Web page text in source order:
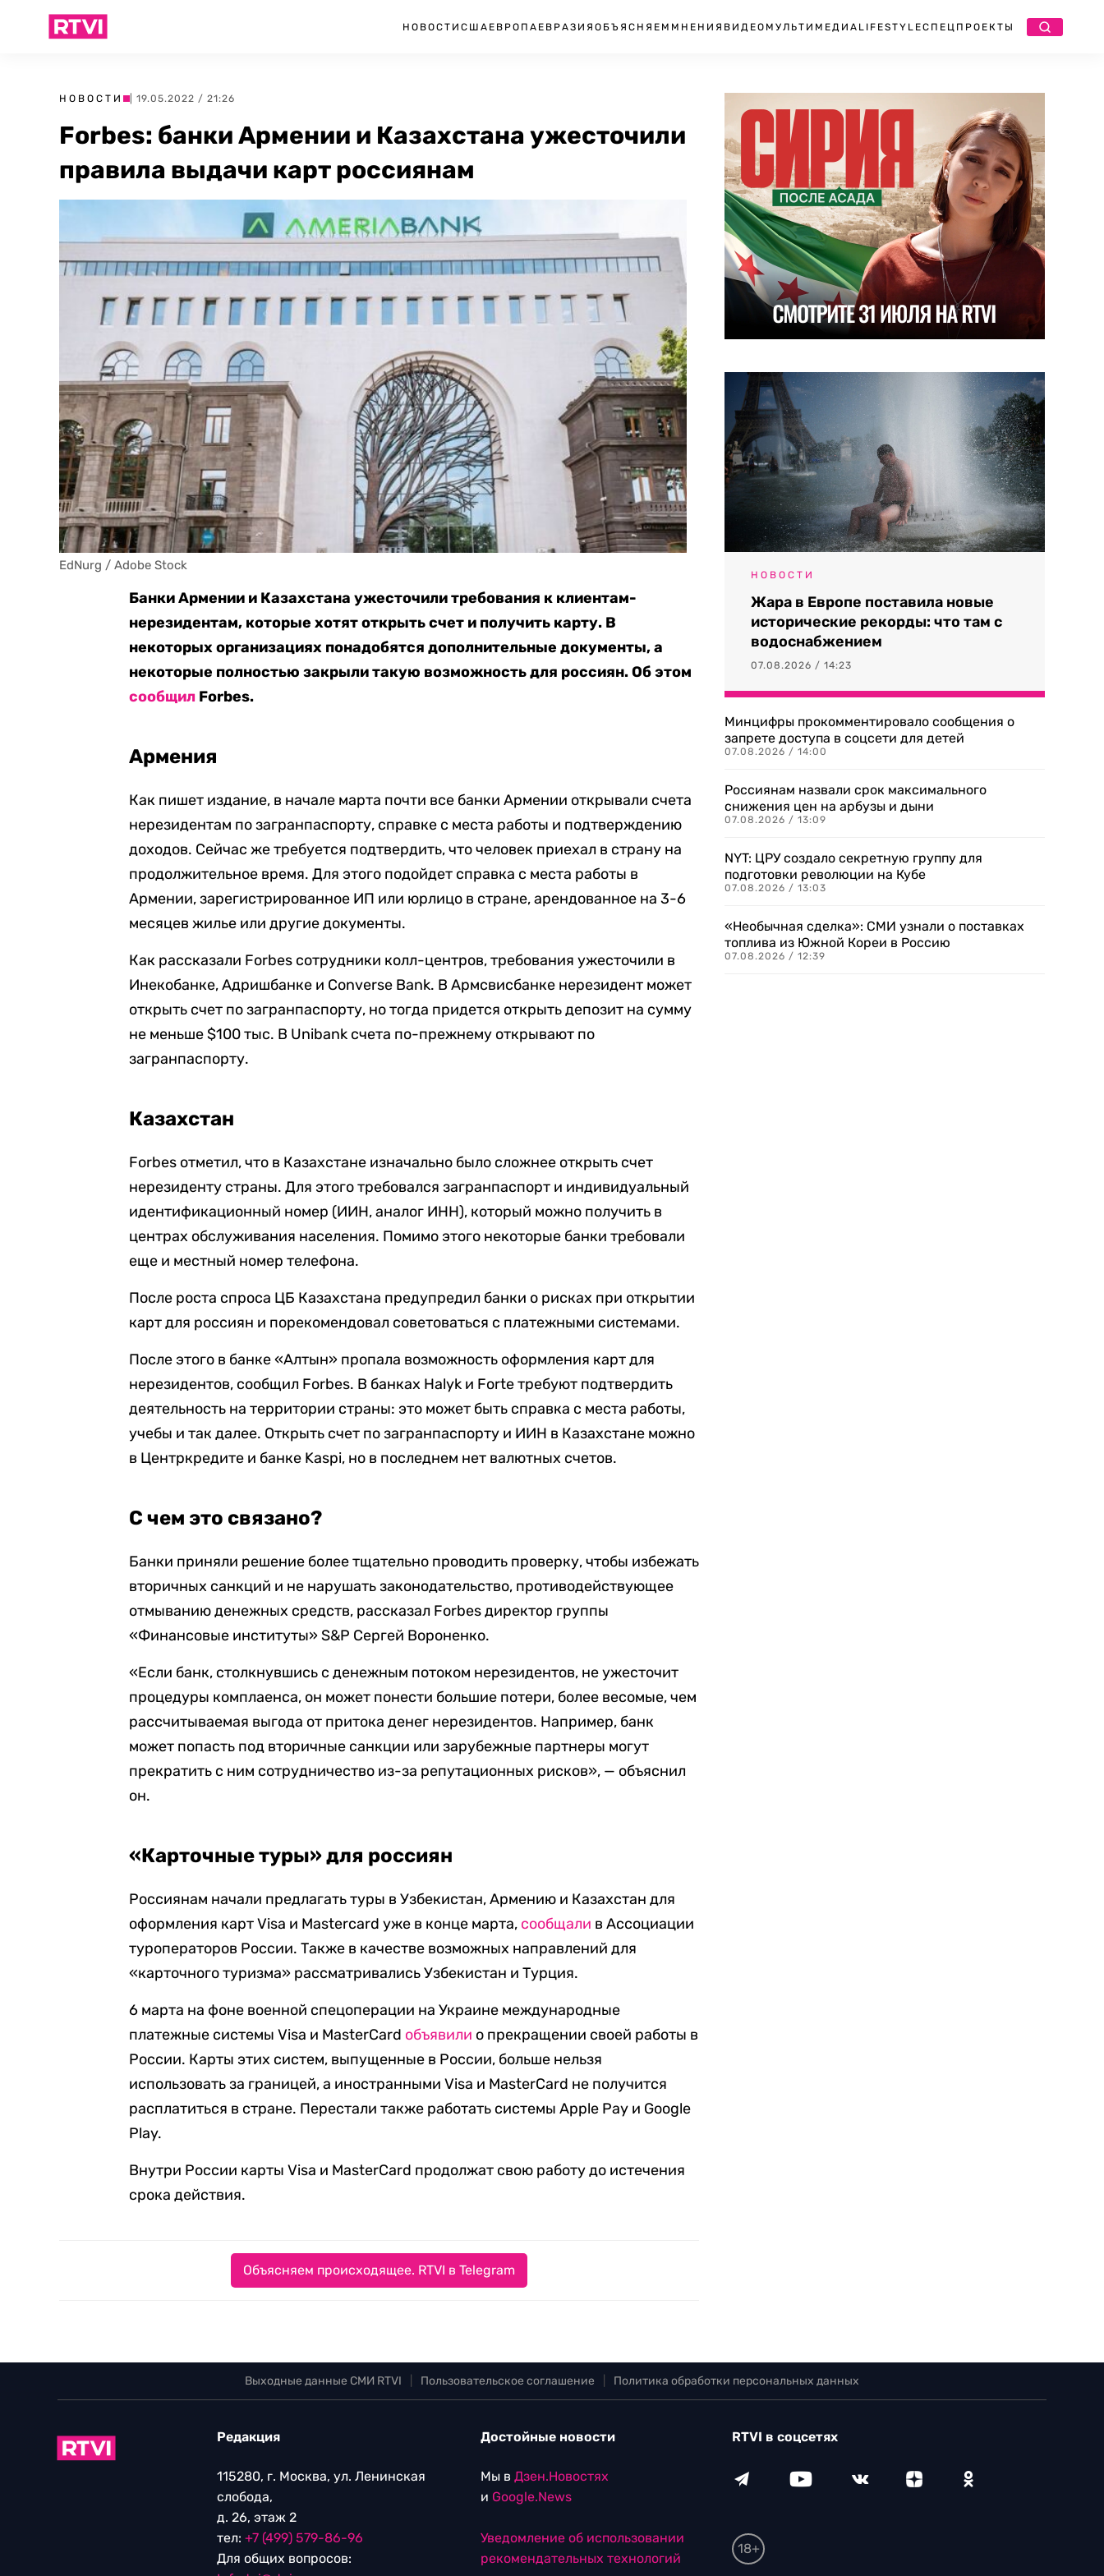
НОВОСТИ США ЕВРОПА ЕВРАЗИЯ ОБЪЯСНЯЕМ МНЕНИЯ ВИДЕО МУЛЬТИМЕДИА LIFESTYLEСПЕЦПРОЕКТЫ
НОВОСТИ | 19.05.2022 / 21:26
Forbes: банки Армении и Казахстана ужесточили
правила выдачи карт россиянам
EdNurg / Adobe Stock
Банки Армении и Казахстана ужесточили требования к клиентам-
нерезидентам, которые хотят открыть счет и получить карту. В
некоторых организациях понадобятся дополнительные документы, а
некоторые полностью закрыли такую возможность для россиян. Об этом
сообщил Forbes.
Армения
Как пишет издание, в начале марта почти все банки Армении открывали счета
нерезидентам по загранпаспорту, справке с места работы и подтверждению
доходов. Сейчас же требуется подтвердить, что человек приехал в страну на
продолжительное время. Для этого подойдет справка с места работы в
Армении, зарегистрированное ИП или юрлицо в стране, арендованное на 3-6
месяцев жилье или другие документы.
Как рассказали Forbes сотрудники колл-центров, требования ужесточили в
Инекобанке, Адришбанке и Converse Bank. В Армсвисбанке нерезидент может
открыть счет по загранпаспорту, но тогда придется открыть депозит на сумму
не меньше $100 тыс. В Unibank счета по-прежнему открывают по
загранпаспорту.
Казахстан
Forbes отметил, что в Казахстане изначально было сложнее открыть счет
нерезиденту страны. Для этого требовался загранпаспорт и индивидуальный
идентификационный номер (ИИН, аналог ИНН), который можно получить в
центрах обслуживания населения. Помимо этого некоторые банки требовали
еще и местный номер телефона.
После роста спроса ЦБ Казахстана предупредил банки о рисках при открытии
карт для россиян и порекомендовал советоваться с платежными системами.
После этого в банке «Алтын» пропала возможность оформления карт для
нерезидентов, сообщил Forbes. В банках Halyk и Forte требуют подтвердить
деятельность на территории страны: это может быть справка с места работы,
учебы и так далее. Открыть счет по загранпаспорту и ИИН в Казахстане можно
в Центркредите и банке Kaspi, но в последнем нет валютных счетов.
С чем это связано?
Банки приняли решение более тщательно проводить проверку, чтобы избежать
вторичных санкций и не нарушать законодательство, противодействующее
отмыванию денежных средств, рассказал Forbes директор группы
«Финансовые институты» S&P Сергей Вороненко.
«Если банк, столкнувшись с денежным потоком нерезидентов, не ужесточит
процедуры комплаенса, он может понести большие потери, более весомые, чем
рассчитываемая выгода от притока денег нерезидентов. Например, банк
может попасть под вторичные санкции или зарубежные партнеры могут
прекратить с ним сотрудничество из-за репутационных рисков», — объяснил
он.
«Карточные туры» для россиян
Россиянам начали предлагать туры в Узбекистан, Армению и Казахстан для
оформления карт Visa и Mastercard уже в конце марта, сообщали в Ассоциации
туроператоров России. Также в качестве возможных направлений для
«карточного туризма» рассматривались Узбекистан и Турция.
6 марта на фоне военной спецоперации на Украине международные
платежные системы Visa и MasterCard объявили о прекращении своей работы в
России. Карты этих систем, выпущенные в России, больше нельзя
использовать за границей, а иностранными Visa и MasterCard не получится
расплатиться в стране. Перестали также работать системы Apple Pay и Google
Play.
Внутри России карты Visa и MasterCard продолжат свою работу до истечения
срока действия.
Объясняем происходящее. RTVI в Telegram
НОВОСТИ
Жара в Европе поставила новые
исторические рекорды: что там с
водоснабжением
07.08.2026 / 14:23
Минцифры прокомментировало сообщения о
запрете доступа в соцсети для детей
07.08.2026 / 14:00
Россиянам назвали срок максимального
снижения цен на арбузы и дыни
07.08.2026 / 13:09
NYT: ЦРУ создало секретную группу для
подготовки революции на Кубе
07.08.2026 / 13:03
«Необычная сделка»: СМИ узнали о поставках
топлива из Южной Кореи в Россию
07.08.2026 / 12:39
Выходные данные СМИ RTVI Пользовательское соглашение Политика обработки персональных данных
Редакция
115280, г. Москва, ул. Ленинская
слобода,
д. 26, этаж 2
тел: +7 (499) 579-86-96
Для общих вопросов:
Достойные новости
Мы в Дзен.Новостях
и Google.News
Уведомление об использовании
рекомендательных технологий
RTVI в соцсетях
18+